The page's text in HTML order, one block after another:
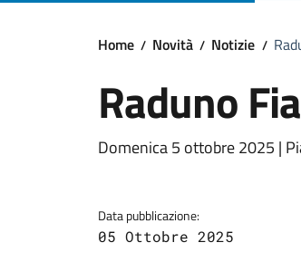
Home Novità Notizie
Raduno
Dettagli
Domenica 5 ottobre 2025 |
Data pubblicazione:
05 Ottobre 2025